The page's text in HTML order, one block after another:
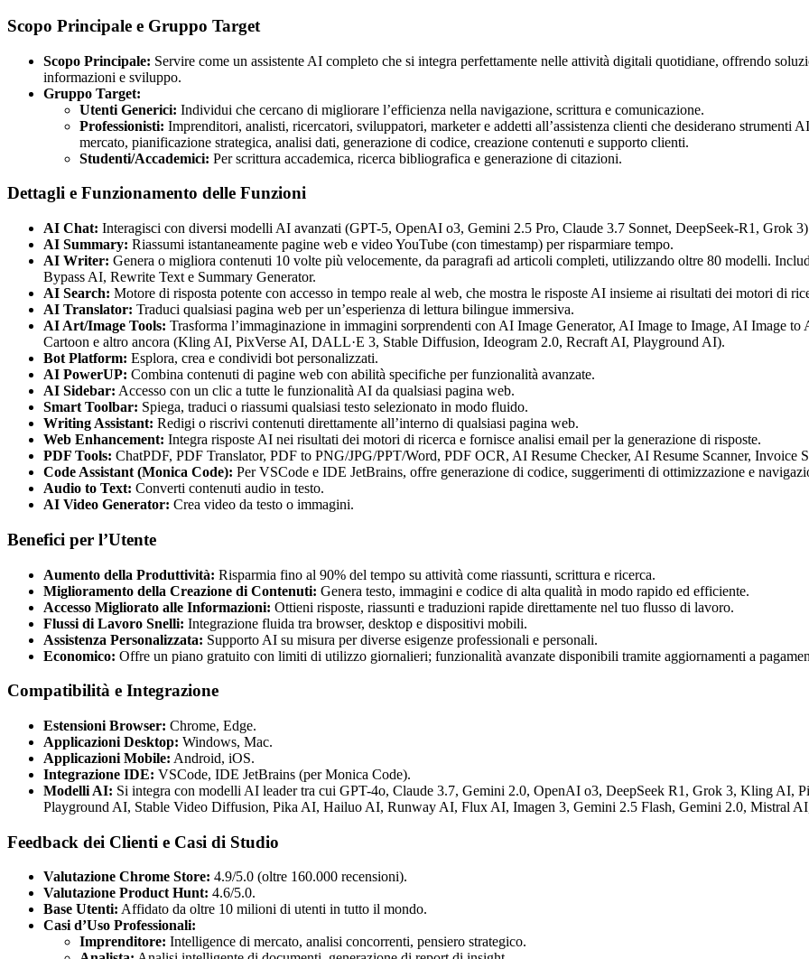
Scopo Principale e Gruppo Target
Scopo Principale: Servire come un assistente AI completo che si integra perfettamente nelle attività digitali quotidiane, offrendo
informazioni e sviluppo.
Gruppo Target:
Utenti Generici: Individui che cercano di migliorare l’efficienza nella navigazione, scrittura e comunicazione.
Professionisti: Imprenditori, analisti, ricercatori, sviluppatori, marketer e addetti all’assistenza clienti che desiderano
mercato, pianificazione strategica, analisi dati, generazione di codice, creazione contenuti e supporto clienti.
Studenti/Accademici: Per scrittura accademica, ricerca bibliografica e generazione di citazioni.
Dettagli e Funzionamento delle Funzioni
AI Chat: Interagisci con diversi modelli AI avanzati (GPT-5, OpenAI o3, Gemini 2.5 Pro, Claude 3.7 Sonnet, DeepSeek-R1, Grok
AI Summary: Riassumi istantaneamente pagine web e video YouTube (con timestamp) per risparmiare tempo.
AI Writer: Genera o migliora contenuti 10 volte più velocemente, da paragrafi ad articoli completi, utilizzando oltre 80 modelli.
Bypass AI, Rewrite Text e Summary Generator.
AI Search: Motore di risposta potente con accesso in tempo reale al web, che mostra le risposte AI insieme ai risultati dei motori di
AI Translator: Traduci qualsiasi pagina web per un’esperienza di lettura bilingue immersiva.
AI Art/Image Tools: Trasforma l’immaginazione in immagini sorprendenti con AI Image Generator, AI Image to Image, AI Image
Cartoon e altro ancora (Kling AI, PixVerse AI, DALL·E 3, Stable Diffusion, Ideogram 2.0, Recraft AI, Playground AI).
Bot Platform: Esplora, crea e condividi bot personalizzati.
AI PowerUP: Combina contenuti di pagine web con abilità specifiche per funzionalità avanzate.
AI Sidebar: Accesso con un clic a tutte le funzionalità AI da qualsiasi pagina web.
Smart Toolbar: Spiega, traduci o riassumi qualsiasi testo selezionato in modo fluido.
Writing Assistant: Redigi o riscrivi contenuti direttamente all’interno di qualsiasi pagina web.
Web Enhancement: Integra risposte AI nei risultati dei motori di ricerca e fornisce analisi email per la generazione di risposte.
PDF Tools: ChatPDF, PDF Translator, PDF to PNG/JPG/PPT/Word, PDF OCR, AI Resume Checker, AI Resume Scanner, Invoice
Code Assistant (Monica Code): Per VSCode e IDE JetBrains, offre generazione di codice, suggerimenti di ottimizzazione e
Audio to Text: Converti contenuti audio in testo.
AI Video Generator: Crea video da testo o immagini.
Benefici per l’Utente
Aumento della Produttività: Risparmia fino al 90% del tempo su attività come riassunti, scrittura e ricerca.
Miglioramento della Creazione di Contenuti: Genera testo, immagini e codice di alta qualità in modo rapido ed efficiente.
Accesso Migliorato alle Informazioni: Ottieni risposte, riassunti e traduzioni rapide direttamente nel tuo flusso di lavoro.
Flussi di Lavoro Snelli: Integrazione fluida tra browser, desktop e dispositivi mobili.
Assistenza Personalizzata: Supporto AI su misura per diverse esigenze professionali e personali.
Economico: Offre un piano gratuito con limiti di utilizzo giornalieri; funzionalità avanzate disponibili tramite aggiornamenti a
Compatibilità e Integrazione
Estensioni Browser: Chrome, Edge.
Applicazioni Desktop: Windows, Mac.
Applicazioni Mobile: Android, iOS.
Integrazione IDE: VSCode, IDE JetBrains (per Monica Code).
Modelli AI: Si integra con modelli AI leader tra cui GPT-4o, Claude 3.7, Gemini 2.0, OpenAI o3, DeepSeek R1, Grok 3, Kling AI,
Playground AI, Stable Video Diffusion, Pika AI, Hailuo AI, Runway AI, Flux AI, Imagen 3, Gemini 2.5 Flash, Gemini 2.0, Mistral
Feedback dei Clienti e Casi di Studio
Valutazione Chrome Store: 4.9/5.0 (oltre 160.000 recensioni).
Valutazione Product Hunt: 4.6/5.0.
Base Utenti: Affidato da oltre 10 milioni di utenti in tutto il mondo.
Casi d’Uso Professionali:
Imprenditore: Intelligence di mercato, analisi concorrenti, pensiero strategico.